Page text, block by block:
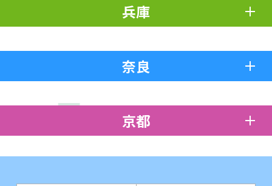
兵庫
奈良
京都